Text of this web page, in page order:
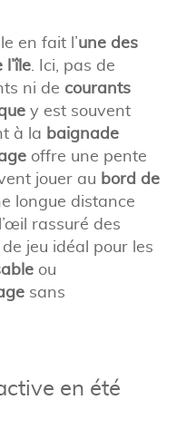
en fait l’une des
. Ici, pas de
ni de courants
y est souvent
à la baignade
offre une pente
jouer au bord de
longue distance
rassuré des
jeu idéal pour les
ou
sans
en été